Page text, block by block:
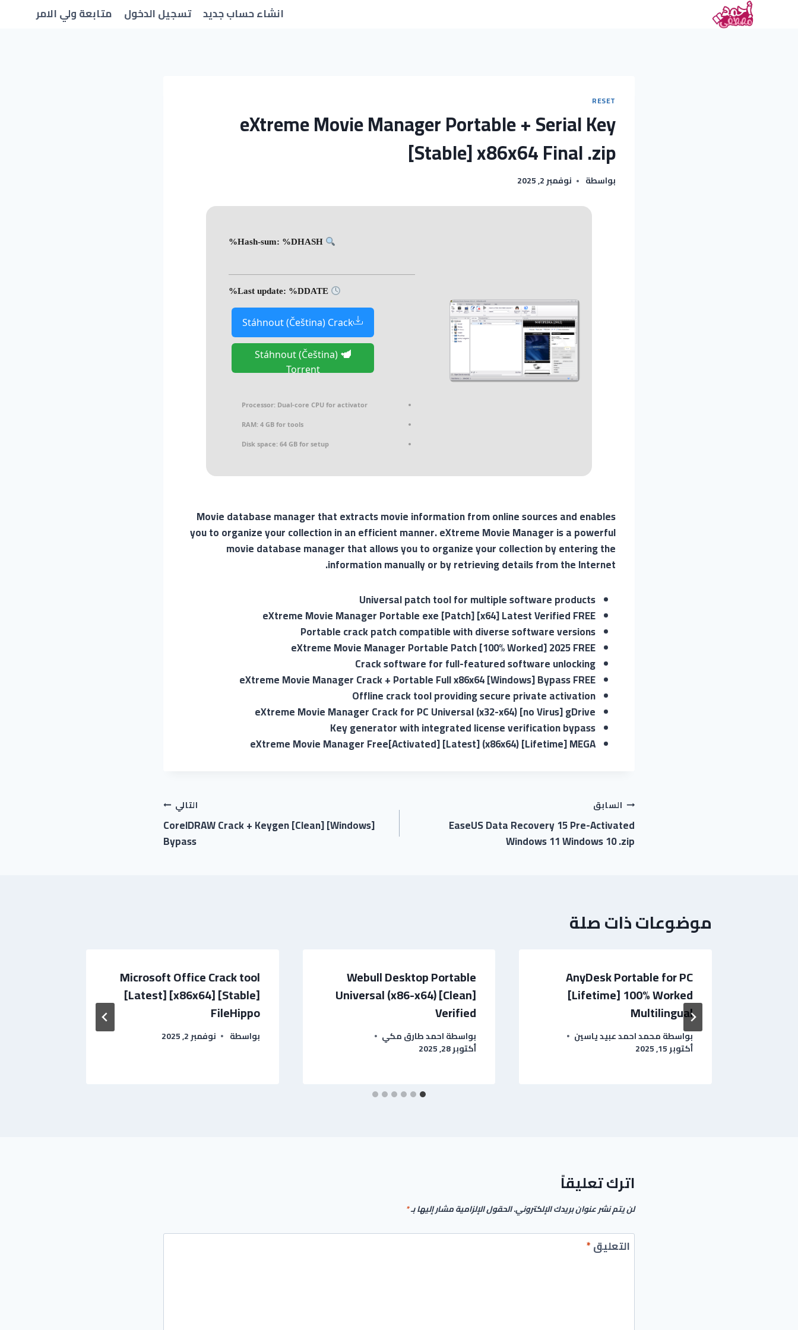
انشاء حساب جديد تسجيل الدخول متابعة ولي الامر
RESET
eXtreme Movie Manager Portable + Serial Key
[Stable] x86x64 Final .zip
بواسطة نوفمبر 2, 2025
Stáhnout (Čeština) Crack
Stáhnout (Čeština)
Torrent
Processor: Dual-core CPU for activator
RAM: 4 GB for tools
Disk space: 64 GB for setup
Movie database manager that extracts movie information from online sources and enables
you to organize your collection in an efficient manner. eXtreme Movie Manager is a powerful
movie database manager that allows you to organize your collection by entering the
information manually or by retrieving details from the Internet.
Universal patch tool for multiple software products
eXtreme Movie Manager Portable exe [Patch] [x64] Latest Verified FREE
Portable crack patch compatible with diverse software versions
eXtreme Movie Manager Portable Patch [100% Worked] 2025 FREE
Crack software for full-featured software unlocking
eXtreme Movie Manager Crack + Portable Full x86x64 [Windows] Bypass FREE
Offline crack tool providing secure private activation
eXtreme Movie Manager Crack for PC Universal (x32-x64) [no Virus] gDrive
Key generator with integrated license verification bypass
eXtreme Movie Manager Free[Activated] [Latest] (x86x64) [Lifetime] MEGA
السابق
EaseUS Data Recovery 15 Pre-Activated
Windows 11 Windows 10 .zip
التالي
CorelDRAW Crack + Keygen [Clean] [Windows]
Bypass
موضوعات ذات صلة
AnyDesk Portable for PC
[Lifetime] 100% Worked
Multilingual
بواسطةمحمد احمد عبيد ياسين
أكتوبر 15, 2025
Webull Desktop Portable
Universal (x86-x64) [Clean]
Verified
بواسطةاحمد طارق مكي
أكتوبر 28, 2025
Microsoft Office Crack tool
[Latest] [x86x64] [Stable]
FileHippo
بواسطة نوفمبر 2, 2025
اترك تعليقاً
لن يتم نشر عنوان بريدك الإلكتروني.الحقول الإلزامية مشار إليها بـ*
التعليق*